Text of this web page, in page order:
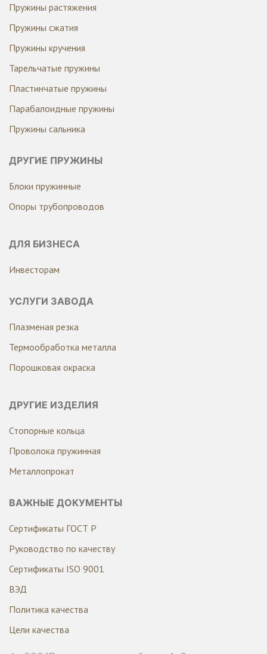
Пружины растяжения
Пружины сжатия
Пружины кручения
Тарельчатые пружины
Пластинчатые пружины
Парабалоидные пружины
Пружины сальника
ДРУГИЕ ПРУЖИНЫ
Блоки пружинные
Опоры трубопроводов
ДЛЯ БИЗНЕСА
Инвесторам
УСЛУГИ ЗАВОДА
Плазменая резка
Термообработка металла
Порошковая окраска
ДРУГИЕ ИЗДЕЛИЯ
Стопорные кольца
Проволока пружинная
Металлопрокат
ВАЖНЫЕ ДОКУМЕНТЫ
Сертификаты ГОСТ Р
Руководство по качеству
Сертификаты ISO 9001
ВЭД
Политика качества
Цели качества